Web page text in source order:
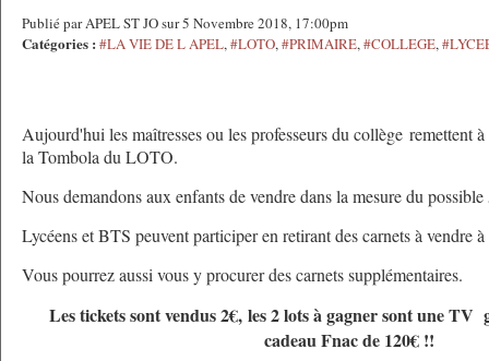
Publié par APEL ST JO sur 5 Novembre 2018, 17:00pm
Catégories : #LA VIE DE L APEL,#LOTO,#PRIMAIRE,#COLLEGE,
Aujourd'hui les maîtresses ou les professeurs du collège remettent
la Tombola du LOTO.
Nous demandons aux enfants de vendre dans la mesure du
Lycéens et BTS peuvent participer en retirant des carnets à vendre
Vous pourrez aussi vous y procurer des carnets supplémentaires.
Les tickets sont vendus 2€, les 2 lots à gagner sont une
cadeau Fnac de 120€ !!